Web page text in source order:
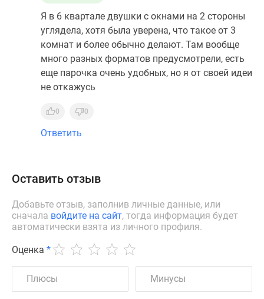
Я в 6 квартале двушки с окнами на 2 стороны
углядела, хотя была уверена, что такое от 3
комнат и более обычно делают. Там вообще
много разных форматов предусмотрели, есть
еще парочка очень удобных, но я от своей идеи
не откажусь
0 0
Ответить
Оставить отзыв
Добавьте отзыв, заполнив личные данные, или
сначала войдите на сайт, тогда информация будет
автоматически взята из личного профиля.
Оценка *